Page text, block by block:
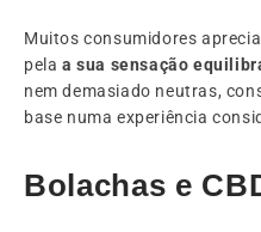
Muitos consumidores
pela a sua sensação
nem demasiado neutras,
base numa experiência
Bolachas e